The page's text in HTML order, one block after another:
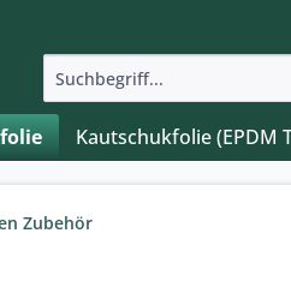
Kautschukfolie (EPDM
Zubehör